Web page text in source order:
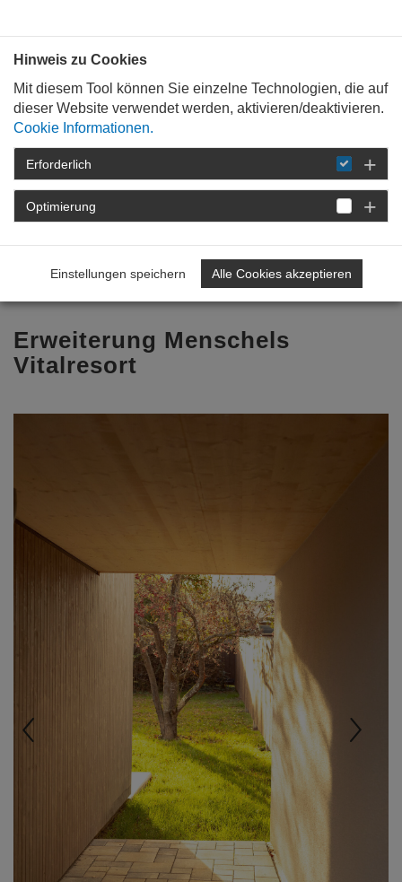
STARTSEITE
TAG DER ARCHITEKTUR 2026
PROGRAMM
Zurück zur Übersicht
Erweiterung Menschels
Vitalresort
Hinweis zu Cookies
Mit diesem Tool können Sie einzelne Technologien, die auf
dieser Website verwendet werden, aktivieren/deaktivieren.
Cookie Informationen.
Erforderlich
Optimierung
Einstellungen speichern Alle Cookies akzeptieren